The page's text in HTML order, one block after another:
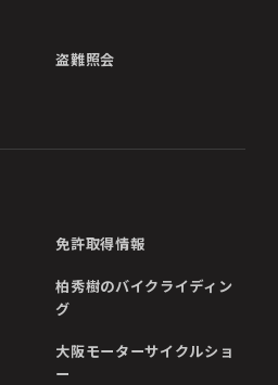
盗難照会
免許取得情報
柏秀樹のバイクライディン
グ
大阪モーターサイクルショ
ー